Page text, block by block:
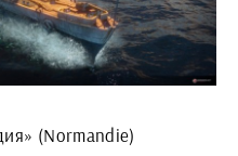
(Normandie)